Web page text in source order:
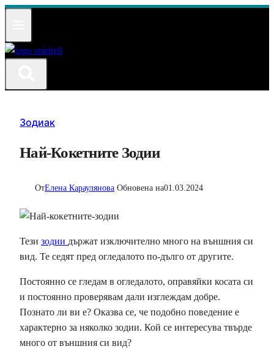
Към
Зодиак
Най-Кокетните Зодии
ОтЕлена Караулянова Обновена на01.03.2024
Тези зодии държат изключително много на външния си
вид. Те седят пред огледалото по-дълго от другите.
Постоянно се гледам в огледалото, оправяйки косата си
и постоянно проверявам дали изглеждам добре.
Познато ли ви е? Оказва се, че подобно поведение е
характерно за няколко зодии. Кой се интересува твърде
много от външния си вид?